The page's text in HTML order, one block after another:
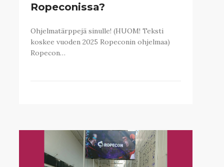
Ropeconissa?
Ohjelmatärppejä sinulle! (HUOM! Teksti
koskee vuoden 2025 Ropeconin ohjelmaa)
Ropecon…